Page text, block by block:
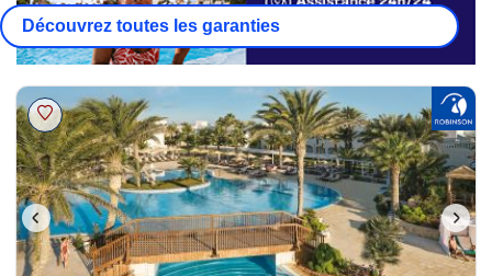
Découvrez toutes les garanties